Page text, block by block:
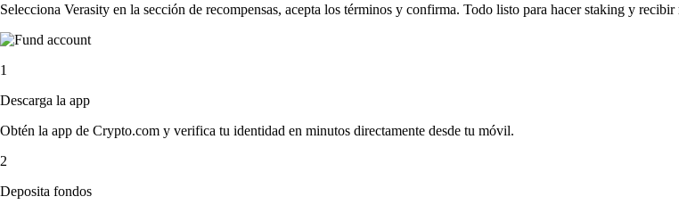
Selecciona Verasity en la sección de recompensas, acepta los términos y confirma. Todo listo para hacer staking y recibir
1
Descarga la app
Obtén la app de Crypto.com y verifica tu identidad en minutos directamente desde tu móvil.
2
Deposita fondos